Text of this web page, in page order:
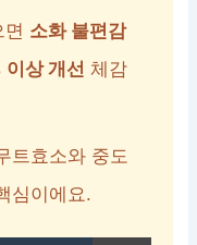
소화 불편감
상 개선 체감
트효소와 중도
심이에요.